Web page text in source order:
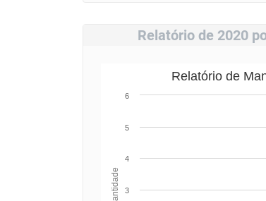
Relatório de 2020
Quantidade
Relatório de
3
4
5
6